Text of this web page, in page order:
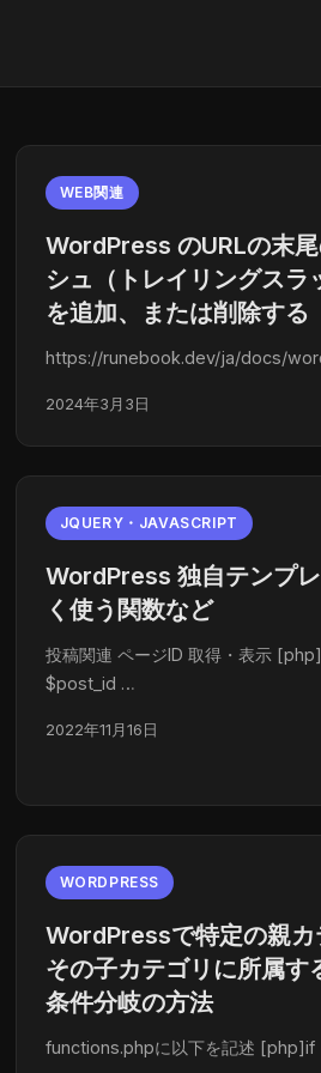
WEB関連
WordPress のURLの末
シュ（トレイリングスラ
を追加、または削除する
https://runebook.dev/ja/docs/
2024年3月3日
JQUERY・JAVASCRIPT
WordPress 独自テンプ
く使う関数など
投稿関連 ページID 取得・表示
$post_id …
2022年11月16日
WORDPRESS
WordPressで特定の親カ
その子カテゴリに所属す
条件分岐の方法
functions.phpに以下を記述